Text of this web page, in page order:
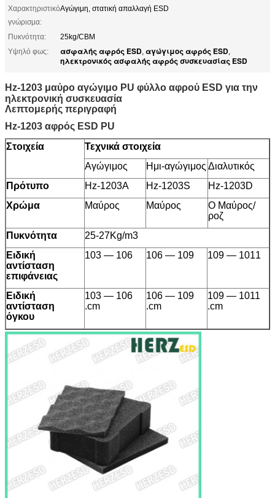
Χαρακτηριστικό
γνώρισμα:
Αγώγιμη, στατική απαλλαγή ESD
Πυκνότητα:
25kg/CBM
Υψηλό φως:
ασφαλής αφρός ESD, αγώγιμος αφρός ESD,
ηλεκτρονικός ασφαλής αφρός συσκευασίας ESD
Hz-1203 μαύρο αγώγιμο PU φύλλο αφρού ESD για την
ηλεκτρονική συσκευασία
Λεπτομερής περιγραφή
Hz-1203 αφρός ESD PU
Στοιχεία
Τεχνικά στοιχεία
Αγώγιμος
Ημι-αγώγιμος Διαλυτικός
Πρότυπο
Hz-1203A Hz-1203S
Hz-1203D
Χρώμα
Μαύρος Μαύρος
Ο Μαύρος/
ροζ
Πυκνότητα
25-27Kg/m3
Ειδική
αντίσταση
επιφάνειας
103 — 106 106 — 109 109 — 1011
Ειδική
αντίσταση
όγκου
103 — 106
.cm
106 — 109
.cm
109 — 1011
.cm